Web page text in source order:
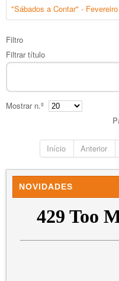
"Sábados a Contar" - Fevereiro
Filtro
Filtrar título
Mostrar n.º
Início Anterior
NOVIDADES